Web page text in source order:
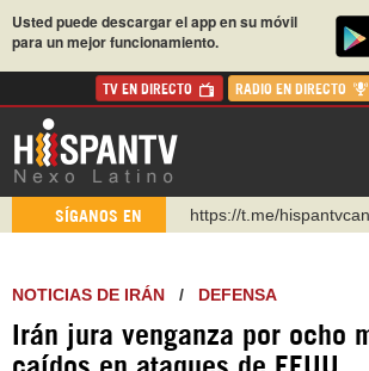
Usted puede descargar el app en su móvil
para un mejor funcionamiento.
TV EN DIRECTO RADIO EN DIRECTO
SÍGANOS EN
https://t.me/
WhatsApp y Viber: +98
Instagram como:
https://
NOTICIAS DE IRÁN / DEFENSA
Irán jura venganza por ocho
caídos en ataques de EEUU